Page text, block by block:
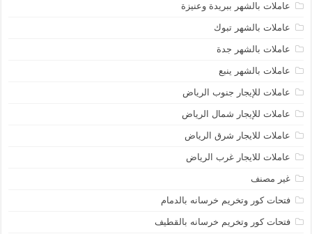
عاملات بالشهر ببريدة وعنيزة
عاملات بالشهر تبوك
عاملات بالشهر جدة
عاملات بالشهر ينبع
عاملات للإيجار جنوب الرياض
عاملات للإيجار شمال الرياض
عاملات للايجار شرق الرياض
عاملات للايجار غرب الرياض
غير مصنف
فتحات كور وتخريم خرسانه بالدمام
فتحات كور وتخريم خرسانه بالقطيف